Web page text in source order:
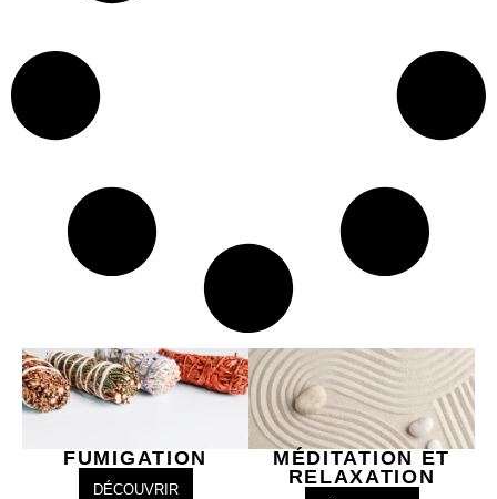
FUMIGATION
DÉCOUVRIR
MÉDITATION ET
RELAXATION